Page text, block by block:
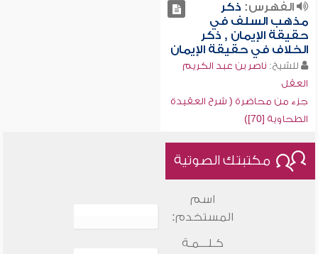
الفهرس: ذكر
مذهب السلف في
حقيقة الإيمان , ذكر
الخلاف في حقيقة الإيمان
للشيخ: ناصر بن عبد الكريم
العقل
جزء من محاضرة ( شرح العقيدة
الطحاوية [70])
مكتبتك الصوتية
اسم
المستخدم:
كـلـــمـة